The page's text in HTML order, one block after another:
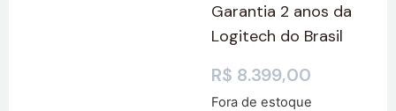
Garantia 2 anos da
Logitech do Brasil
R$ 8.399,00
Fora de estoque